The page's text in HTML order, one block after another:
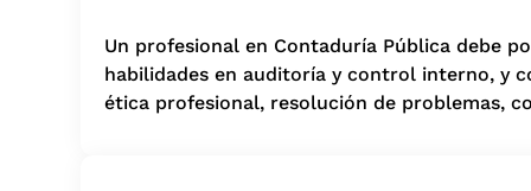
Un profesional en Contaduría Pública debe
habilidades en auditoría y control interno, y
ética profesional, resolución de problemas,